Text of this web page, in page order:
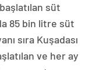
süt
85 bin litre süt
sıra Kuşadası
ve her ay